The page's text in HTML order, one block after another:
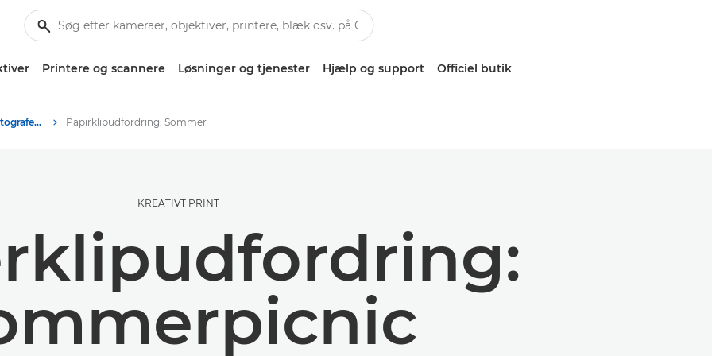
Printere og scannere Løsninger og tjenester Hjælp og support Officiel butik
Tips og teknikker til fotografering og print Papirklipudfordring: Sommer
KREATIVT PRINT